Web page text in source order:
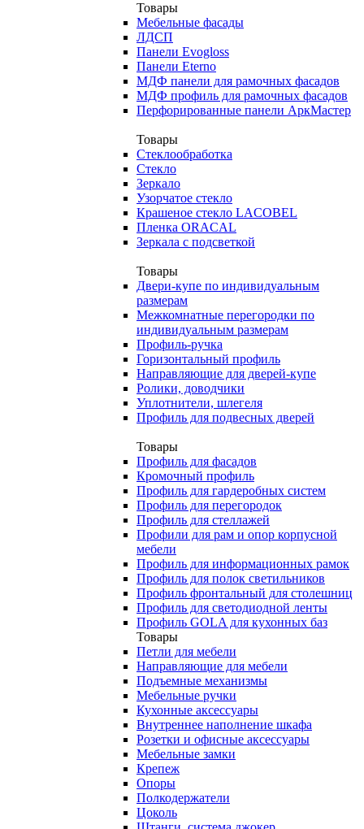
Товары
Мебельные фасады
ЛДСП
Панели Evogloss
Панели Eterno
МДФ панели для рамочных фасадов
МДФ профиль для рамочных фасадов
Перфорированные панели АркМастер
Товары
Стеклообработка
Стекло
Зеркало
Узорчатое стекло
Крашеное стекло LACOBEL
Пленка ORACAL
Зеркала с подсветкой
Товары
Двери-купе по индивидуальным
размерам
Межкомнатные перегородки по
индивидуальным размерам
Профиль-ручка
Горизонтальный профиль
Направляющие для дверей-купе
Ролики, доводчики
Уплотнители, шлегеля
Профиль для подвесных дверей
Товары
Профиль для фасадов
Кромочный профиль
Профиль для гардеробных систем
Профиль для перегородок
Профиль для стеллажей
Профили для рам и опор корпусной
мебели
Профиль для информационных рамок
Профиль для полок светильников
Профиль фронтальный для столешниц
Профиль для светодиодной ленты
Профиль GOLA для кухонных баз
Товары
Петли для мебели
Направляющие для мебели
Подъемные механизмы
Мебельные ручки
Кухонные аксессуары
Внутреннее наполнение шкафа
Розетки и офисные аксессуары
Мебельные замки
Крепеж
Опоры
Полкодержатели
Цоколь